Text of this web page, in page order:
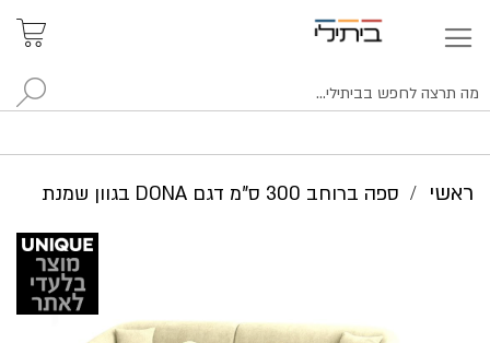
ראשי ספה ברוחב 300 ס"מ דגם DONA בגוון שמנת